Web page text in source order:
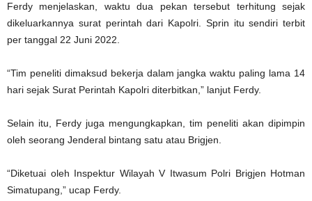
Ferdy menjelaskan, waktu dua pekan tersebut terhitung sejak
dikeluarkannya surat perintah dari Kapolri. Sprin itu sendiri terbit
per tanggal 22 Juni 2022.
“Tim peneliti dimaksud bekerja dalam jangka waktu paling lama 14
hari sejak Surat Perintah Kapolri diterbitkan,” lanjut Ferdy.
Selain itu, Ferdy juga mengungkapkan, tim peneliti akan dipimpin
oleh seorang Jenderal bintang satu atau Brigjen.
“Diketuai oleh Inspektur Wilayah V Itwasum Polri Brigjen Hotman
Simatupang,” ucap Ferdy.